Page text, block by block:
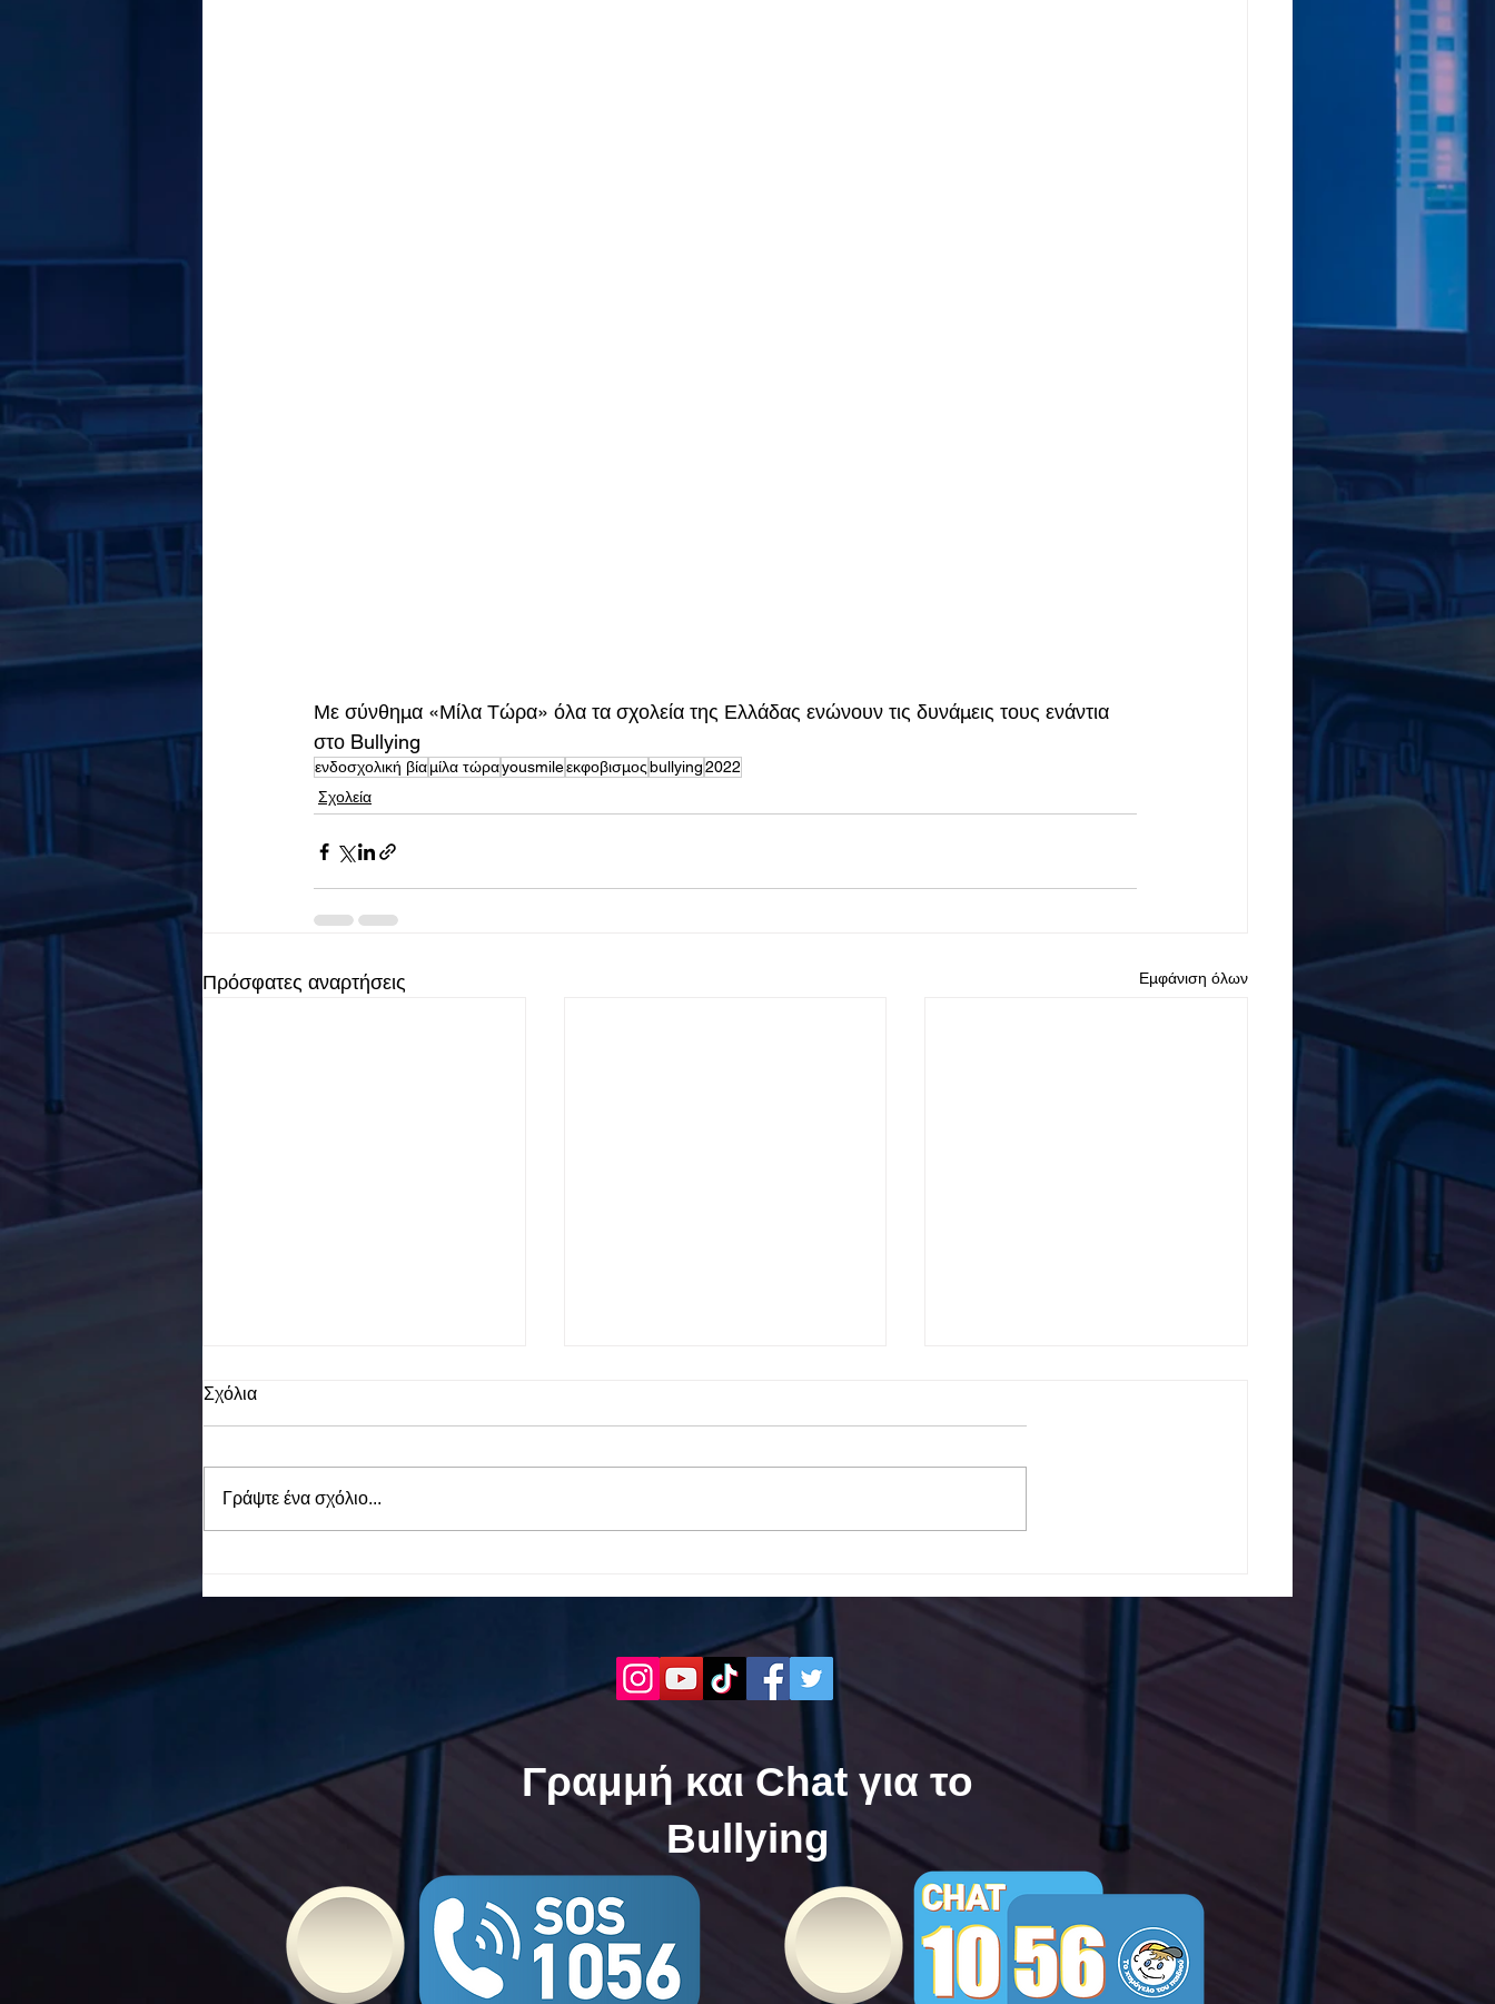
Με σύνθημα «Μίλα Τώρα» όλα τα σχολεία της Ελλάδας ενώνουν τις δυνάμεις τους ενάντια
στο Bullying
ενδοσχολική βίαμίλα τώραyousmileεκφοβισμοςbullying2022
Σχολεία
Πρόσφατες αναρτήσεις Εμφάνιση όλων
Τώρα. Με σύνθημα "Μίλα
Τώρα" όλα τα σχολεία της
Ελλάδας ενώνουν τις
δυνάμεις τους ενάντια στο
Bullying
| Μίλα Τώρα. Με σύνθημα
"Μίλα Τώρα" όλα τα σχολεία
της Ελλάδας ενώνουν τις
Σχόλια
Γράψτε ένα σχόλιο...
Γραμμή και Chat για το
Bullying